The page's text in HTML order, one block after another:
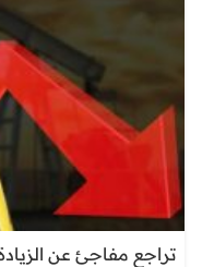
تراجع مفاجئ عن